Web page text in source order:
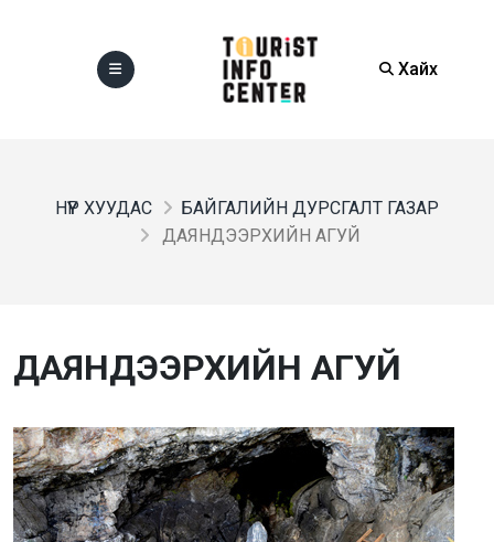
Хайх
НҮҮР ХУУДАС
БАЙГАЛИЙН ДУРСГАЛТ ГАЗАР
ДАЯНДЭЭРХИЙН АГУЙ
ДАЯНДЭЭРХИЙН АГУЙ